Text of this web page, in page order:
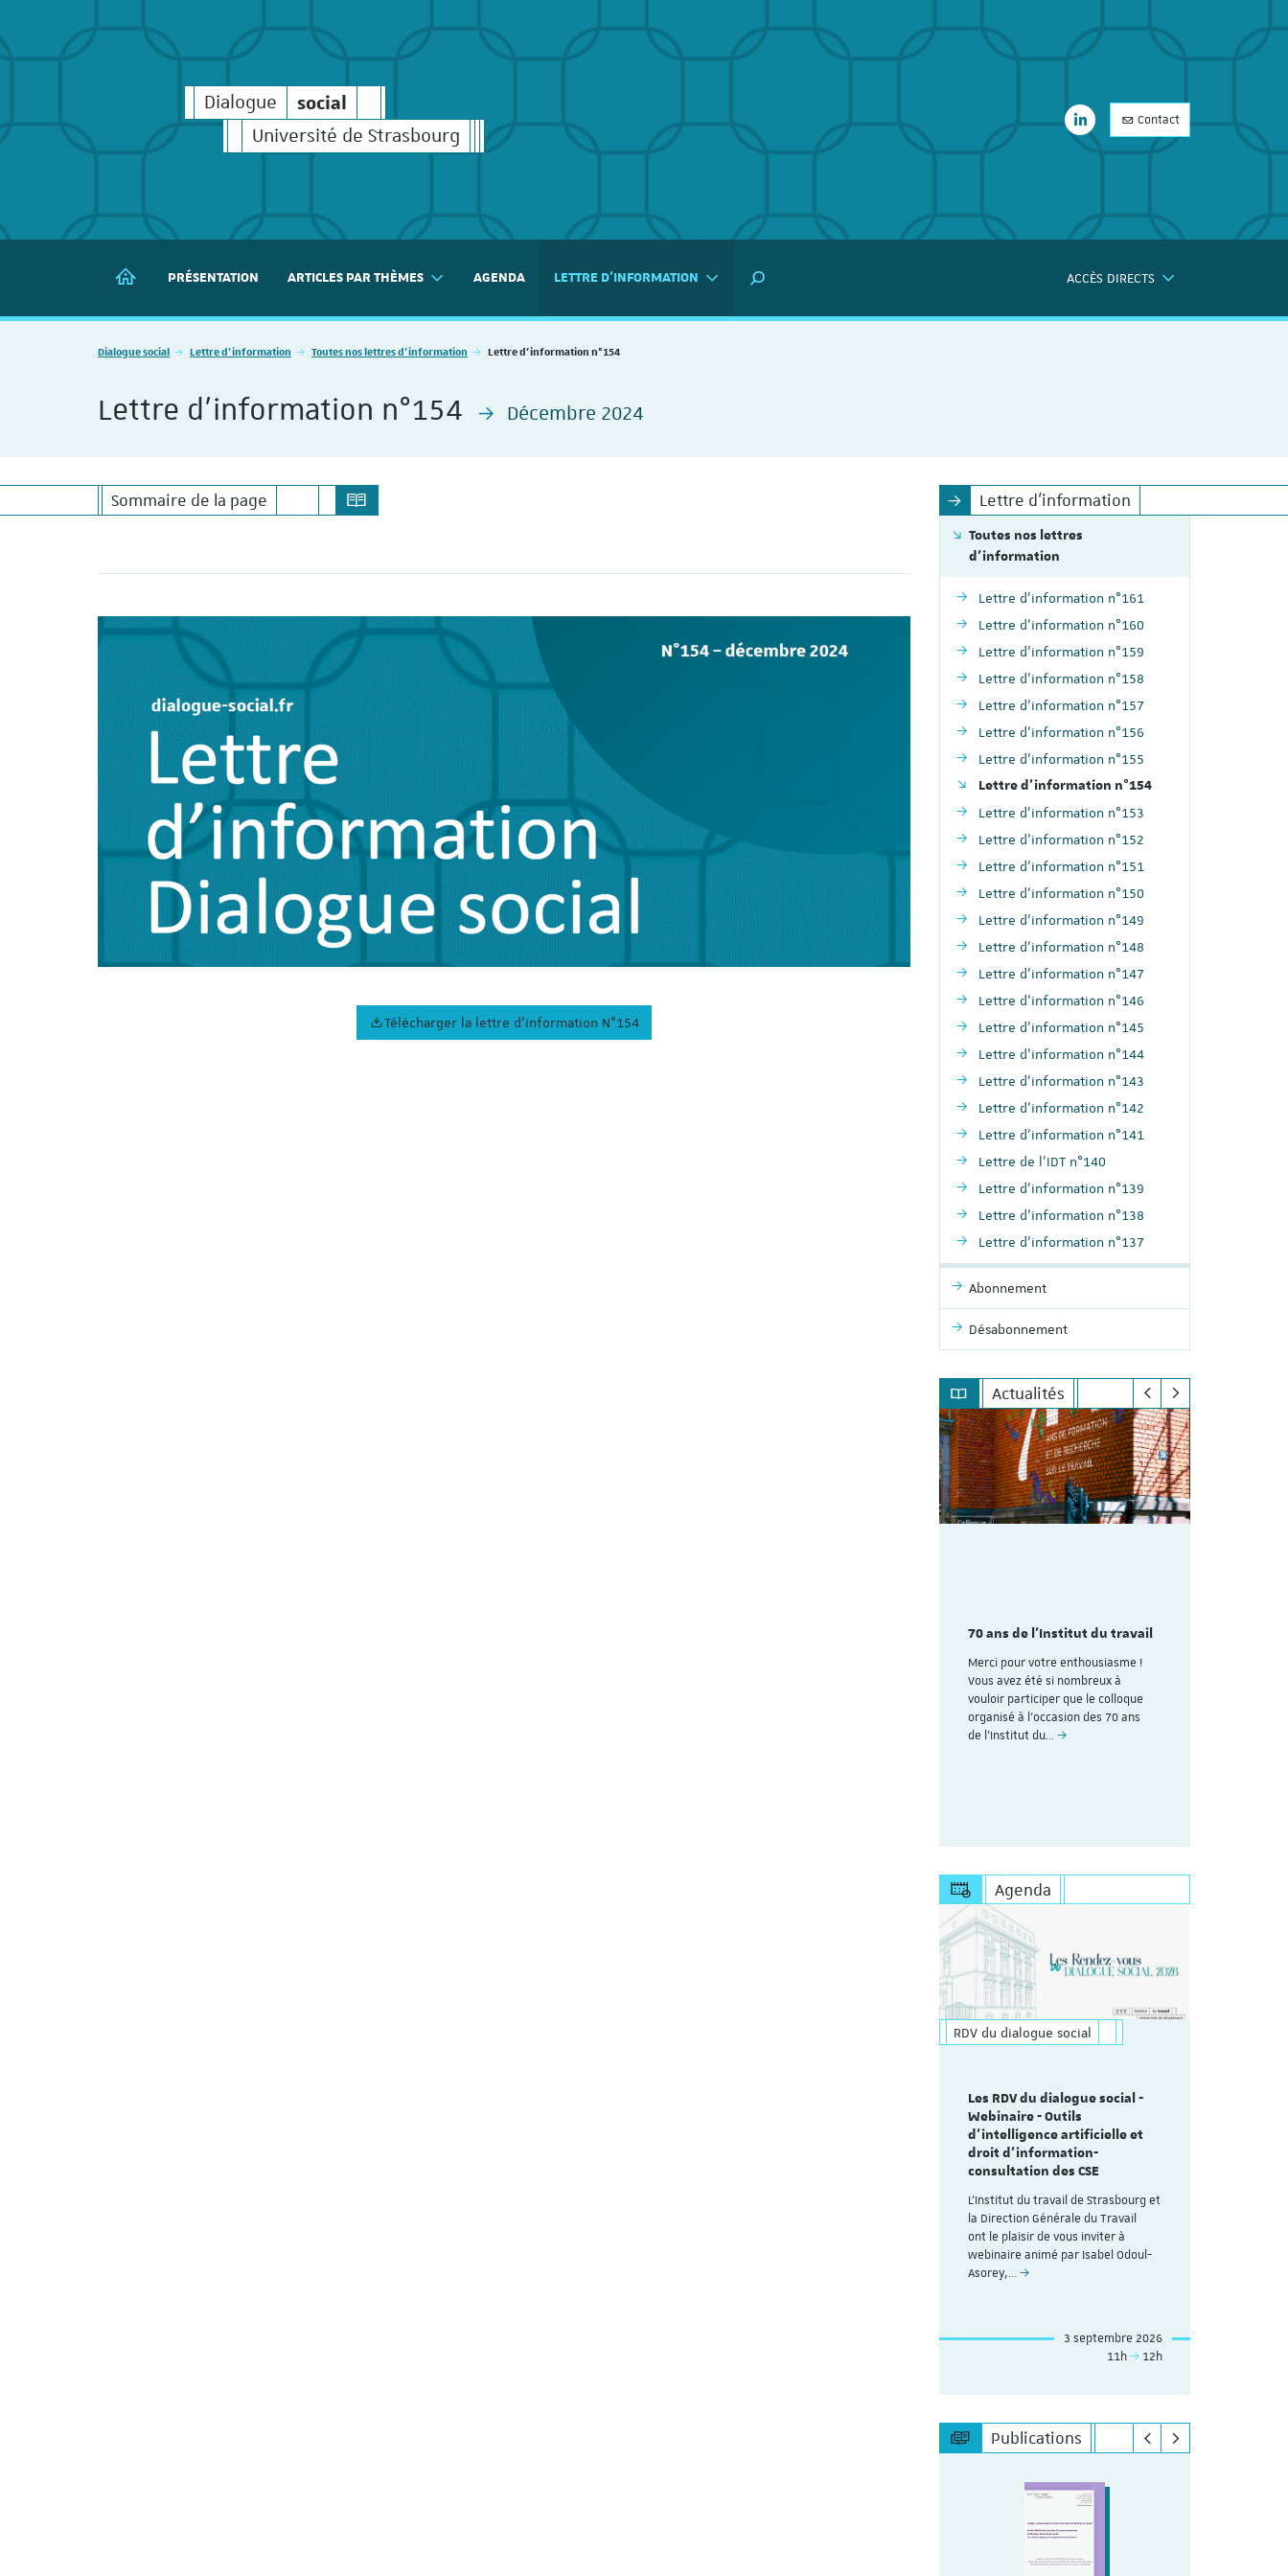
Dialogue social
social
Université de Strasbourg LinkedIn
Contact
DIALOGUE SOCIAL
PRÉSENTATION ARTICLES PAR THÈMES AGENDA LETTRE D'INFORMATION
MOTEUR DE RECHERCHE
ACCÈS DIRECTS
Dialogue social LinkedIn
Vous êtes ici :
Dialogue social Lettre d'information Toutes nos lettres d'information Lettre d'information n°154
Lettre d'information n°154 Décembre 2024
Sommaire de la page
Télécharger la lettre d'information N°154
Lettre d'information
Toutes nos lettres
d'information
Lettre d'information n°161
Lettre d'information n°160
Lettre d'information n°159
Lettre d'information n°158
Lettre d'information n°157
Lettre d'information n°156
Lettre d'information n°155
Lettre d'information n°154
Lettre d'information n°153
Lettre d'information n°152
Lettre d'information n°151
Lettre d'information n°150
Lettre d'information n°149
Lettre d'information n°148
Lettre d'information n°147
Lettre d'information n°146
Lettre d'information n°145
Lettre d'information n°144
Lettre d'information n°143
Lettre d'information n°142
Lettre d'information n°141
Lettre de l'IDT n°140
Lettre d'information n°139
Lettre d'information n°138
Lettre d'information n°137
Abonnement
Désabonnement
Actualités
70 ans de l'Institut du travail
Merci pour votre enthousiasme !
Vous avez été si nombreux à
vouloir participer que le colloque
organisé à l'occasion des 70 ans
de l’Institut du…
Agenda
RDV du dialogue social
Les RDV du dialogue social -
Webinaire - Outils
d’intelligence artificielle et
droit d’information-
consultation des CSE
L'Institut du travail de Strasbourg et
la Direction Générale du Travail
ont le plaisir de vous inviter à
webinaire animé par Isabel Odoul-
Asorey,…
3 septembre 2026
11h
12h
Publications